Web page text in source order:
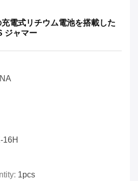
電式リチウム電池を搭載した
ジャマー
16H
1pcs